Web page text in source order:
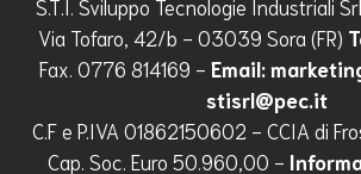
S.T.I. Sviluppo Tecnologie Industriali
Via Tofaro, 42/b - 03039 Sora (FR)
Fax. 0776 814169 - Email:
stisrl@pec.it
C.F e P.IVA 01862150602 - CCIA di
Cap. Soc. Euro 50.960,00 -